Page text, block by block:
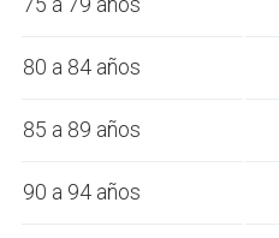
80 a 84 años
85 a 89 años
90 a 94 años